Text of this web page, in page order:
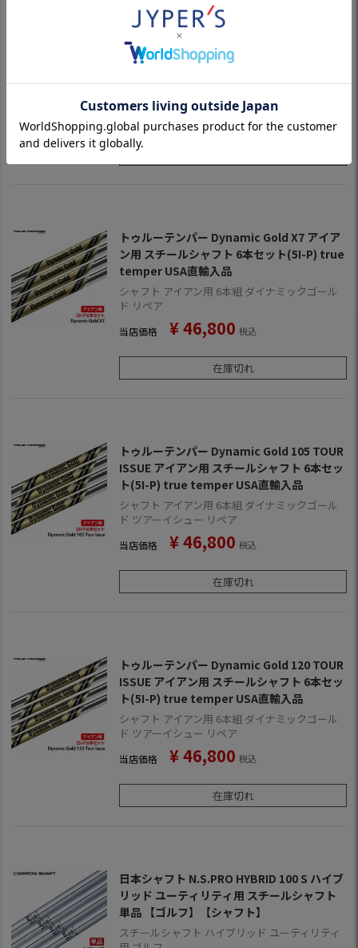
トゥルーテンパー Dynamic Gold 120 Tour I
ssue Wedge ウェッジ用 単品 スチールシャ
フト true temper USA直輸入品
¥7,800 税込
トゥルーテンパー Dynamic Gold X7 アイア
ン用 スチールシャフト 6本セット(5I-P) true
temper USA直輸入品
シャフト アイアン用 6本組 ダイナミックゴール
ド リペア
当店価格 ¥46,800 税込
在庫切れ
トゥルーテンパー Dynamic Gold 105 TOUR
ISSUE アイアン用 スチールシャフト 6本セッ
ト(5I-P) true temper USA直輸入品
シャフト アイアン用 6本組 ダイナミックゴール
ド ツアーイシュー リペア
当店価格 ¥46,800 税込
在庫切れ
トゥルーテンパー Dynamic Gold 120 TOUR
ISSUE アイアン用 スチールシャフト 6本セッ
ト(5I-P) true temper USA直輸入品
シャフト アイアン用 6本組 ダイナミックゴール
ド ツアーイシュー リペア
当店価格 ¥46,800 税込
在庫切れ
日本シャフト N.S.PRO HYBRID 100 S ハイブ
リッド ユーティリティ用 スチールシャフト
単品 【ゴルフ】【シャフト】
スチールシャフト ハイブリッド ユーティリティ